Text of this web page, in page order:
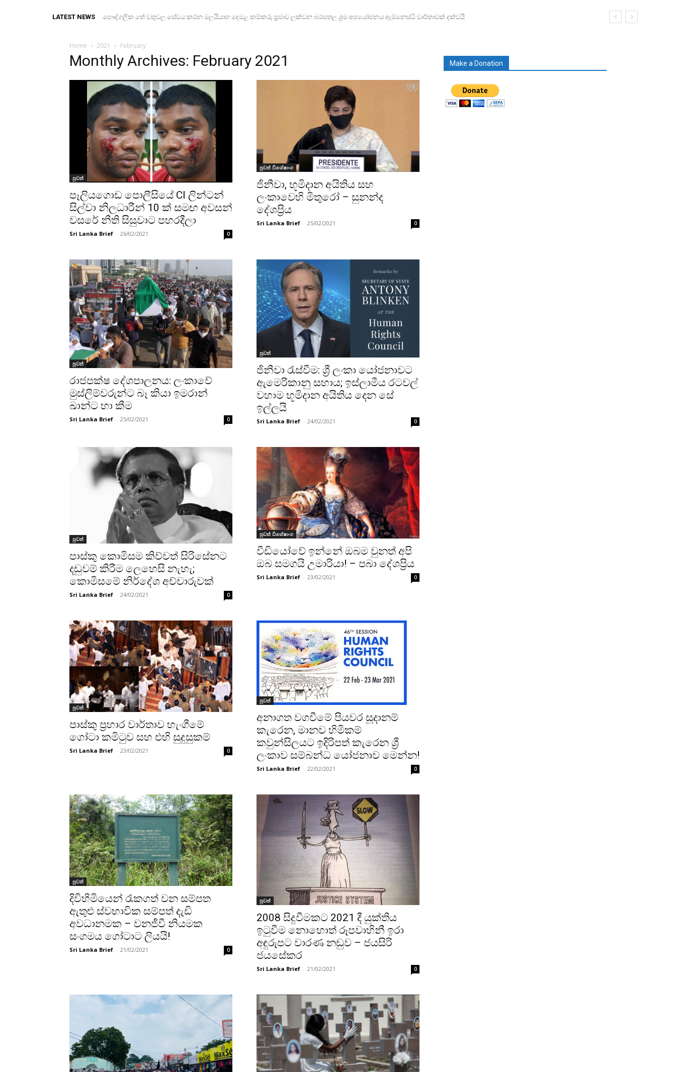
LATEST NEWS පෞද්ගලික තේ වතුවල සේවය කරන මලයියාහ දෙමළ කම්කරු ප්‍රජාව ලක්වන බරපතල ශ්‍රම අපයෝජනය ඇම්නෙස්ටි වාර්තාවක් දක්වයි
තෙවරසක් තුළ බෞද්ධ භික්ෂූන්ට එරෙහිව ළමා අපයෝජන පැමිණිලි 300ක්!
Home 2021 February
Monthly Archives: February 2021
පුවත්
පෑලියගොඩ පොලීසියේ CI ලින්ටන්
සිල්වා නිලධාරීන් 10 ක් සමඟ අවසන්
වසරේ නීති සිසුවාට පහරදීලා
Sri Lanka Brief - 26/02/2021 0
පුවත් විශේෂාංග
ජිනීවා, භූමිදාන අයිතිය සහ
ලංකාවෙහි මිතුරෝ – සුනන්ද
දේශප්‍රිය
Sri Lanka Brief - 25/02/2021 0
පුවත්
රාජපක්ෂ දේශපාලනය: ලංකාවේ
මුස්ලිම්වරුන්ට බෑ කියා ඉමරාන්
ඛාන්ට හා කීම
Sri Lanka Brief - 25/02/2021 0
පුවත්
ජිනීවා රැස්වීම: ශ්‍රී ලංකා යෝජනාවට
ඇමෙරිකානු සහාය; ඉස්ලාමීය රටවල්
වහාම භූමිදාන අයිතිය දෙන සේ
ඉල්ලයි
Sri Lanka Brief - 24/02/2021 0
පුවත්
පාස්කු කොමිසම කිව්වත් සිරිසේනට
දඩුවම් කිරීම ලෙහෙසි නැහැ;
කොමිසමේ නිර්දේශ අච්චාරුවක්
Sri Lanka Brief - 24/02/2021 0
පුවත් විශේෂාංග
වීඩියෝවේ ඉන්නේ ඔබම වුනත් අපි
ඔබ සමගයි උමාරියා! – පබා දේශප්‍රිය
Sri Lanka Brief - 23/02/2021 0
පුවත්
පාස්කු ප්‍රහාර වාර්තාව හැංගීමේ
ගෝටා කමිටුව සහ එහි සුදුසුකම්
Sri Lanka Brief - 23/02/2021 0
පුවත්
අනාගත වගවීමේ පියවර සූදානම්
කැරෙන, මානව හිමිකම්
කවුන්සිලයට ඉදිරිපත් කැරෙන ශ්‍රී
ලංකාව සම්බන්ධ යෝජනාව මෙන්න!
Sri Lanka Brief - 22/02/2021 0
පුවත්
දිවිහිමියෙන් රැකගත් වන සම්පත
ඇතුළු ස්වභාවික සම්පත් දැඩි
අවධානමක – වනජීවී නියමක
සංගමය ගෝටාට ලියයි!
Sri Lanka Brief - 21/02/2021 0
පුවත්
2008 සිදුවීමකට 2021 දී යුක්තිය
ඉටුවීම නොහොත් රූපවාහිනී ඉරා
අඳුරුපට වාරණ නඩුව – ජයසිරි
ජයසේකර
Sri Lanka Brief - 21/02/2021 0
Make a Donation